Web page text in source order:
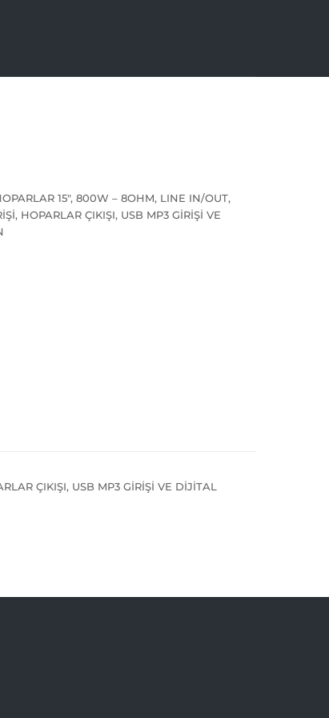
15″, 800W – 8OHM, LINE IN/OUT,
HOPARLAR ÇIKIŞI, USB MP3 GİRİŞİ VE
ÇIKIŞI, USB MP3 GİRİŞİ VE DİJİTAL